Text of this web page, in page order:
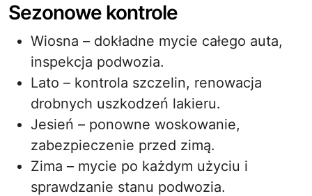
Sezonowe kontrole
Wiosna – dokładne mycie całego auta,
inspekcja podwozia.
Lato – kontrola szczelin, renowacja
drobnych uszkodzeń lakieru.
Jesień – ponowne woskowanie,
zabezpieczenie przed zimą.
Zima – mycie po każdym użyciu i
sprawdzanie stanu podwozia.